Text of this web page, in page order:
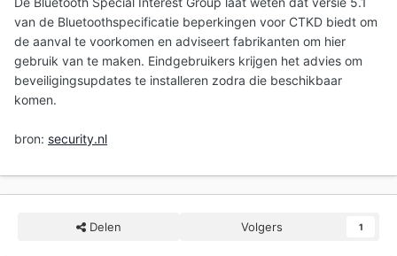
van de Bluetoothspecificatie beperkingen voor CTKD biedt om
de aanval te voorkomen en adviseert fabrikanten om hier
gebruik van te maken. Eindgebruikers krijgen het advies om
beveiligingsupdates te installeren zodra die beschikbaar
komen.
bron: security.nl
Delen Volgers 1